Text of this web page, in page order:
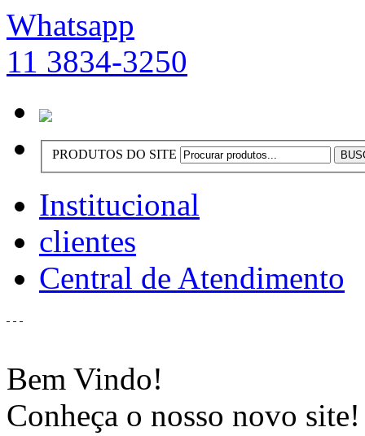
Whatsapp
11 3834-3250
PRODUTOS DO SITE
Institucional
clientes
Central de Atendimento
Bem Vindo!
Conheça o nosso novo site!